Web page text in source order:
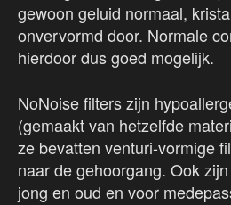
gewoon geluid normaal,
onvervormd door. Normale
hierdoor dus goed mogelijk.
NoNoise filters zijn
(gemaakt van hetzelfde
ze bevatten venturi-vormige
naar de gehoorgang. Ook
jong en oud en voor